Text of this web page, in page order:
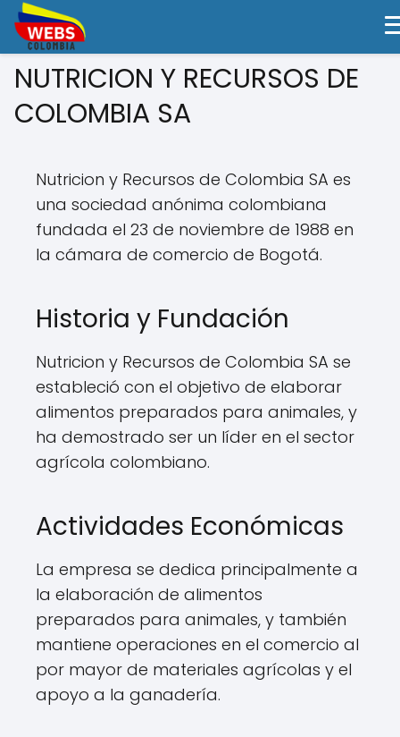
NUTRICION Y RECURSOS DE
COLOMBIA SA
Nutricion y Recursos de Colombia SA es
una sociedad anónima colombiana
fundada el 23 de noviembre de 1988 en
la cámara de comercio de Bogotá.
Historia y Fundación
Nutricion y Recursos de Colombia SA se
estableció con el objetivo de elaborar
alimentos preparados para animales, y
ha demostrado ser un líder en el sector
agrícola colombiano.
Actividades Económicas
La empresa se dedica principalmente a
la elaboración de alimentos
preparados para animales, y también
mantiene operaciones en el comercio al
por mayor de materiales agrícolas y el
apoyo a la ganadería.